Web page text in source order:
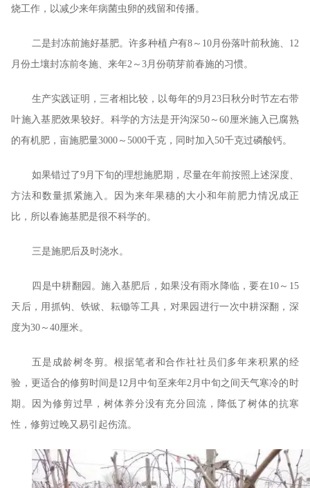
烧工作，以减少来年病菌虫卵的残留和传播。
二是封冻前施好基肥。许多种植户有8～10月份落叶前秋施、12
月份土壤封冻前冬施、来年2～3月份萌芽前春施的习惯。
生产实践证明，三者相比较，以每年的9月23日秋分时节左右带
叶施入基肥效果较好。科学的方法是开沟深50～60厘米施入已腐熟
的有机肥，亩施肥量3000～5000千克，同时加入50千克过磷酸钙。
如果错过了9月下旬的理想施肥期，尽量在年前按照上述深度、
方法和数量抓紧施入。因为来年果穗的大小和年前肥力情况成正
比，所以春施基肥是很不科学的。
三是施肥后及时浇水。
四是中耕翻园。施入基肥后，如果没有雨水降临，要在10～15
天后，用抓钩、铁锨、耘锄等工具，对果园进行一次中耕深翻，深
度为30～40厘米。
五是成龄树冬剪。根据笔者和合作社社员们多年来积累的经
验，更适合的修剪时间是12月中旬至来年2月中旬之间天气寒冷的时
期。因为修剪过早，树体养分没有充分回流，降低了树体的抗寒
性，修剪过晚又易引起伤流。